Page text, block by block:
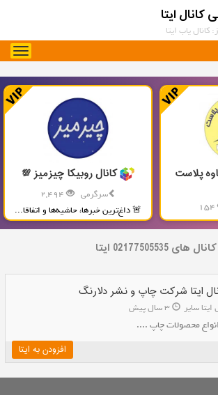
کانال ایتا
کانال یاب ایتا
پلاست
کانال روبیکا چیزمیز 💯
سرگرمی
🚨 داغ‌ترین خبرها، حاشیه‌ها و اتفاقا...
کانال های 02177505535 ایتا
ایتا شرکت چاپ و نشر دلارنگ
ایتا سایر 3 سال پیش
محصولات چاپ ....
افزودن به ایتا